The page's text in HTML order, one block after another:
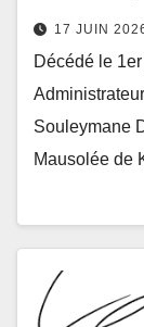
17 JUIN
Décédé le
Souleymane
Mausolée de